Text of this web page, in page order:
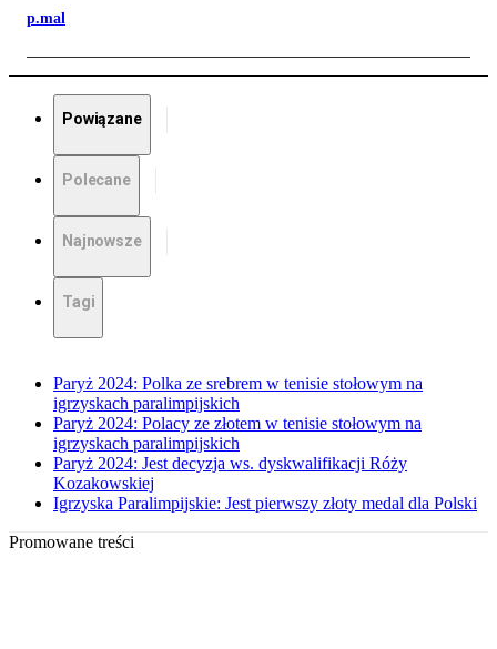
p.mal
Powiązane
Polecane
Najnowsze
Tagi
Paryż 2024: Polka ze srebrem w tenisie stołowym na
igrzyskach paralimpijskich
Paryż 2024: Polacy ze złotem w tenisie stołowym na
igrzyskach paralimpijskich
Paryż 2024: Jest decyzja ws. dyskwalifikacji Róży
Kozakowskiej
Igrzyska Paralimpijskie: Jest pierwszy złoty medal dla Polski
Promowane treści